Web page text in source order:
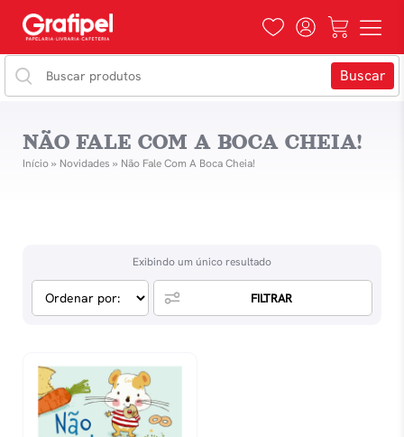
NÃO FALE COM A BOCA CHEIA!
Início» Novidades » Não Fale Com A Boca Cheia!
Exibindo um único resultado
FILTRAR